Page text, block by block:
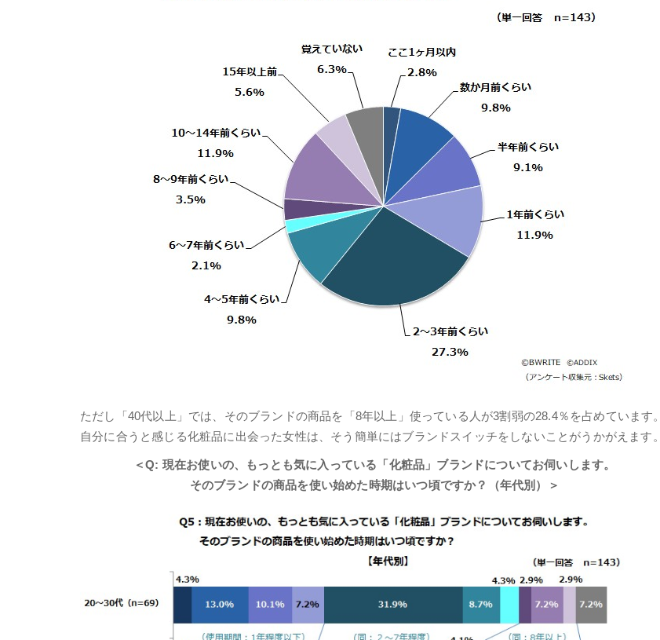
ただし「40代以上」では、そのブランドの商品を「8年以上」使っている人が3割弱の28.4％を占めています。
自分に合うと感じる化粧品に出会った女性は、そう簡単にはブランドスイッチをしないことがうかがえます。
＜Q: 現在お使いの、もっとも気に入っている「化粧品」ブランドについてお伺いします。
そのブランドの商品を使い始めた時期はいつ頃ですか？（年代別）＞